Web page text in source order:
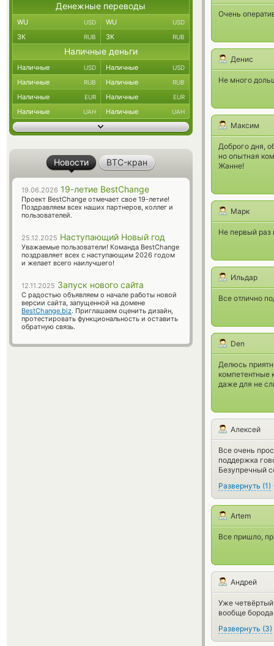
Очень
Денис
Не много
Максим
Доброго дня,
но опытная
Жанне!
Марк
Не первый раз
Ильдар
Все отлично
Den
Делюсь
компетентные
даже для не
Алексей
Все очень
поддержка
Безупречный
Развернуть (1)
Artem
Все пришло,
Андрей
Уже четвёртый
вообще
Развернуть (3)
Денежные переводы
WU USD WU USD
ЗК RUB ЗК RUB
Наличные деньги
Наличные USD Наличные USD
Наличные RUB Наличные RUB
Наличные EUR Наличные EUR
Наличные UAH Наличные UAH
Новости BTC-кран
19.06.2026 19-летие BestChange
Проект BestChange отмечает свое 19-летие!
Поздравляем всех наших партнеров, коллег и
пользователей.
25.12.2025 Наступающий Новый год
Уважаемые пользователи! Команда BestChange
поздравляет всех с наступающим 2026 годом
и желает всего наилучшего!
12.11.2025 Запуск нового сайта
С радостью объявляем о начале работы новой
версии сайта, запущенной на домене
BestChange.biz. Приглашаем оценить дизайн,
протестировать функциональность и оставить
обратную связь.